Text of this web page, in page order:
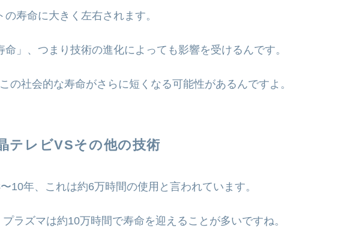
寿命に大きく左右されます。
」、つまり技術の進化によっても影響を受けるんです。
の社会的な寿命がさらに短くなる可能性があるんですよ。
テレビVSその他の技術
10年、これは約6万時間の使用と言われています。
ラズマは約10万時間で寿命を迎えることが多いですね。